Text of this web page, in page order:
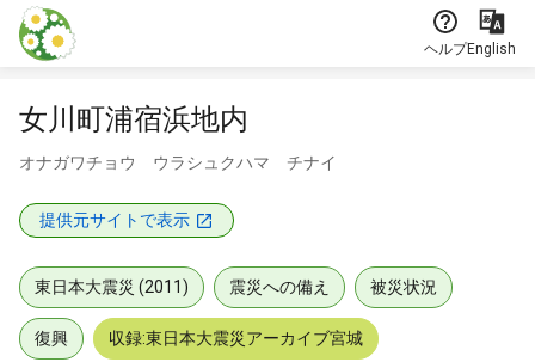
本文に飛ぶ
ヘルプEnglish
女川町浦宿浜地内
オナガワチョウ ウラシュクハマ チナイ
提供元サイトで表示
東日本大震災 (2011) 震災への備え 被災状況
復興 収録:東日本大震災アーカイブ宮城